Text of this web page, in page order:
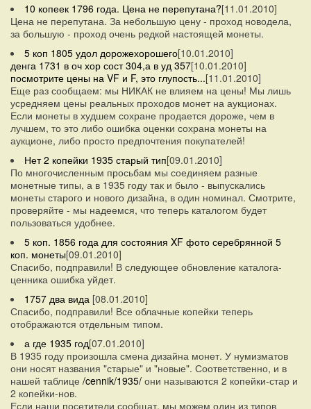
10 копеек 1796 года. Цена не перепутана?[11.01.2010]
Цена не перепутана. За небольшую цену - проход новодела,
за большую - проход очень редкой настоящей монеты.
5 коп 1805 удол дорожехорошего[10.01.2010]
денга 1731 в оч хор сост 304,а в уд 357[10.01.2010]
посмотрите цены на VF и F, это глупость...[11.01.2010]
Еще раз сообщаем: мы НИКАК не влияем на цены! Мы лишь
усредняем цены реальных проходов монет на аукционах.
Если монеты в худшем сохране продается дороже, чем в
лучшем, то это либо ошибка оценки сохрана монеты на
аукционе, либо просто предпочтения покупателей!
Нет 2 копейки 1935 старый тип[09.01.2010]
По многочисленным просьбам мы соединяем разные
монетные типы, а в 1935 году так и было - выпускались
монеты старого и нового дизайна, в один номинал. Смотрите,
проверяйте - мы надеемся, что теперь каталогом будет
пользоваться удобнее.
5 коп. 1856 года для состояния XF фото серебрянной 5
коп. монеты[09.01.2010]
Спасибо, подправили! В следующее обновление каталога-
ценника ошибка уйдет.
1757 два вида [08.01.2010]
Спасибо, подправили! Все облачные копейки теперь
отображаются отдельным типом.
а где 1935 год[07.01.2010]
В 1935 году произошла смена дизайна монет. У нумизматов
они носят названия "старые" и "новые". Соответственно, и в
нашей таблице /cennik/1935/ они называются 2 копейки-стар и
2 копейки-нов.
Если наши посетители сообщат, мы можем один из типов